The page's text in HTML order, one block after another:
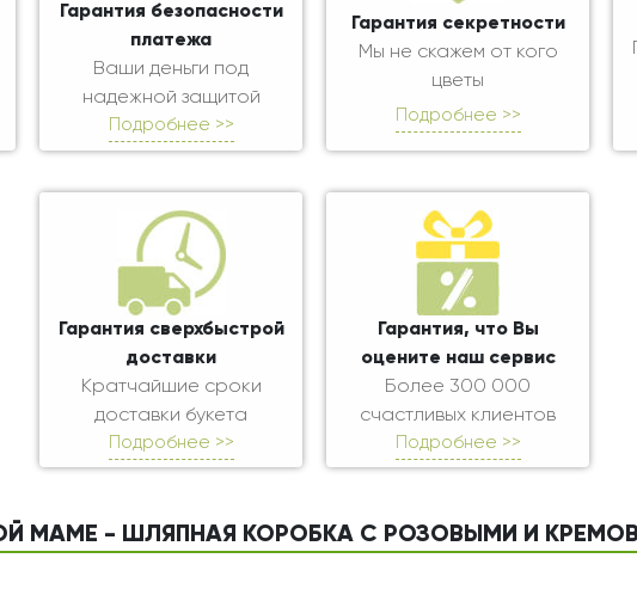
Гарантия безопасности
платежа
Ваши деньги под
надежной защитой
Подробнее >>
Гарантия секретности
Мы не скажем от кого
цветы
Подробнее >>
Гарантия сверхбыстрой
доставки
Кратчайшие сроки
доставки букета
Подробнее >>
Гарантия, что Вы
оцените наш сервис
Более 300 000
счастливых клиентов
Подробнее >>
МАМЕ - ШЛЯПНАЯ КОРОБКА С РОЗОВЫМИ И